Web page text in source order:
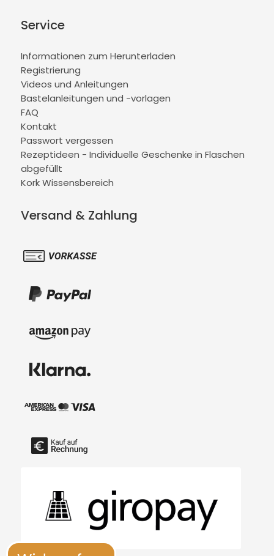
Service
Informationen zum Herunterladen
Registrierung
Videos und Anleitungen
Bastelanleitungen und -vorlagen
FAQ
Kontakt
Passwort vergessen
Rezeptideen - Individuelle Geschenke in Flaschen
abgefüllt
Kork Wissensbereich
Versand & Zahlung